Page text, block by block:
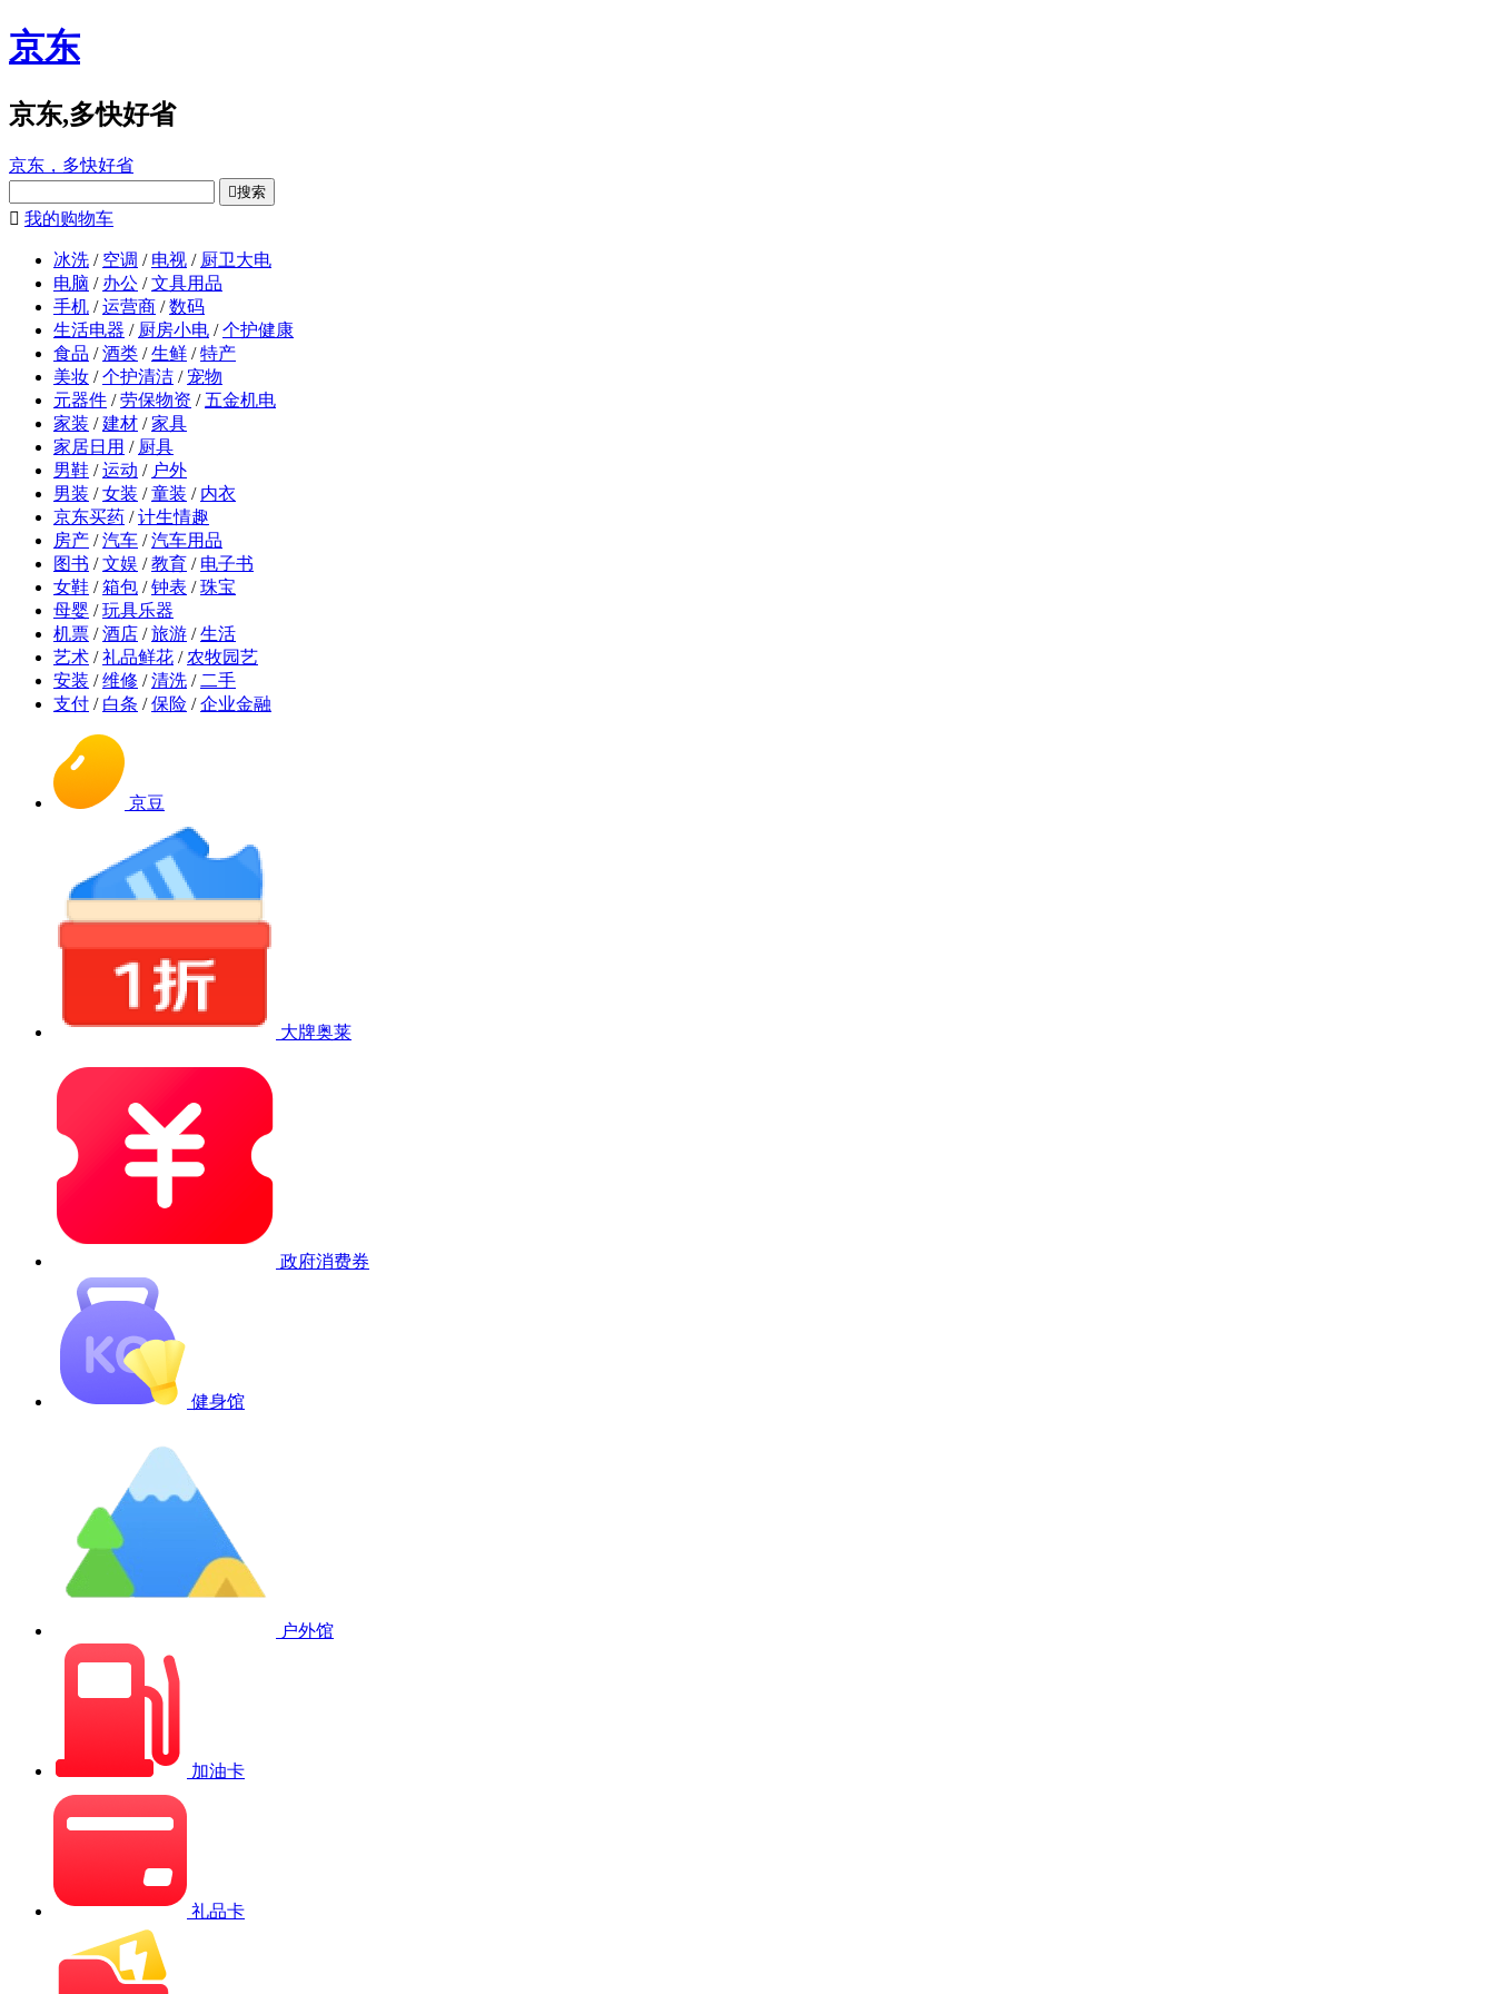
京东
京东,多快好省
京东，多快好省
搜索
 我的购物车
冰洗 / 空调 / 电视 / 厨卫大电
电脑 / 办公 / 文具用品
手机 / 运营商 / 数码
生活电器 / 厨房小电 / 个护健康
食品 / 酒类 / 生鲜 / 特产
美妆 / 个护清洁 / 宠物
元器件 / 劳保物资 / 五金机电
家装 / 建材 / 家具
家居日用 / 厨具
男鞋 / 运动 / 户外
男装 / 女装 / 童装 / 内衣
京东买药 / 计生情趣
房产 / 汽车 / 汽车用品
图书 / 文娱 / 教育 / 电子书
女鞋 / 箱包 / 钟表 / 珠宝
母婴 / 玩具乐器
机票 / 酒店 / 旅游 / 生活
艺术 / 礼品鲜花 / 农牧园艺
安装 / 维修 / 清洗 / 二手
支付 / 白条 / 保险 / 企业金融
京豆
大牌奥莱
政府消费券
健身馆
户外馆
加油卡
礼品卡